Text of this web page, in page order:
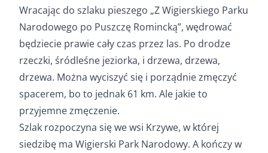
Wracając do szlaku pieszego „Z Wigierskiego Parku
Narodowego po Puszczę Romincką”, wędrować
będziecie prawie cały czas przez las. Po drodze
rzeczki, śródleśne jeziorka, i drzewa, drzewa,
drzewa. Można wyciszyć się i porządnie zmęczyć
spacerem, bo to jednak 61 km. Ale jakie to
przyjemne zmęczenie.
Szlak rozpoczyna się we wsi Krzywe, w której
siedzibę ma Wigierski Park Narodowy. A kończy w